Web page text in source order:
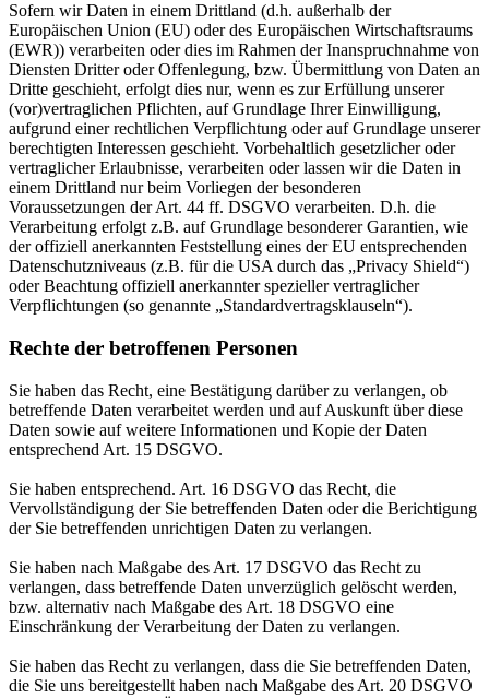
Sofern wir Daten in einem Drittland (d.h. außerhalb der
Europäischen Union (EU) oder des Europäischen Wirtschaftsraums
(EWR)) verarbeiten oder dies im Rahmen der Inanspruchnahme von
Diensten Dritter oder Offenlegung, bzw. Übermittlung von Daten an
Dritte geschieht, erfolgt dies nur, wenn es zur Erfüllung unserer
(vor)vertraglichen Pflichten, auf Grundlage Ihrer Einwilligung,
aufgrund einer rechtlichen Verpflichtung oder auf Grundlage unserer
berechtigten Interessen geschieht. Vorbehaltlich gesetzlicher oder
vertraglicher Erlaubnisse, verarbeiten oder lassen wir die Daten in
einem Drittland nur beim Vorliegen der besonderen
Voraussetzungen der Art. 44 ff. DSGVO verarbeiten. D.h. die
Verarbeitung erfolgt z.B. auf Grundlage besonderer Garantien, wie
der offiziell anerkannten Feststellung eines der EU entsprechenden
Datenschutzniveaus (z.B. für die USA durch das „Privacy Shield“)
oder Beachtung offiziell anerkannter spezieller vertraglicher
Verpflichtungen (so genannte „Standardvertragsklauseln“).
Rechte der betroffenen Personen
Sie haben das Recht, eine Bestätigung darüber zu verlangen, ob
betreffende Daten verarbeitet werden und auf Auskunft über diese
Daten sowie auf weitere Informationen und Kopie der Daten
entsprechend Art. 15 DSGVO.
Sie haben entsprechend. Art. 16 DSGVO das Recht, die
Vervollständigung der Sie betreffenden Daten oder die Berichtigung
der Sie betreffenden unrichtigen Daten zu verlangen.
Sie haben nach Maßgabe des Art. 17 DSGVO das Recht zu
verlangen, dass betreffende Daten unverzüglich gelöscht werden,
bzw. alternativ nach Maßgabe des Art. 18 DSGVO eine
Einschränkung der Verarbeitung der Daten zu verlangen.
Sie haben das Recht zu verlangen, dass die Sie betreffenden Daten,
die Sie uns bereitgestellt haben nach Maßgabe des Art. 20 DSGVO